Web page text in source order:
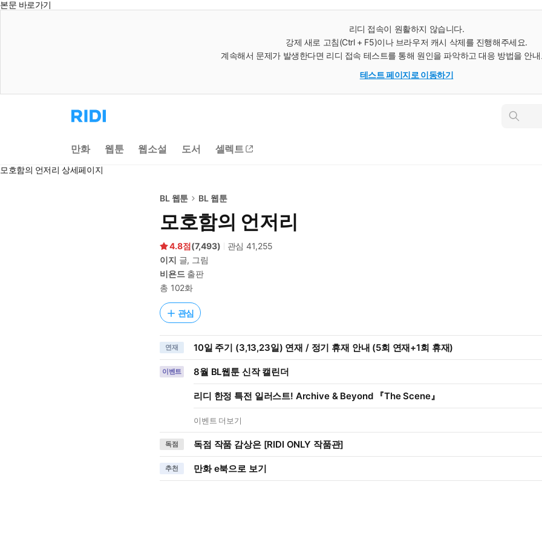
본문 바로가기
리디 접속이 원활하지 않습니다.
강제 새로 고침(Ctrl + F5)이나 브라우저 캐시 삭제를 진행해주세요.
계속해서 문제가 발생한다면 리디 접속 테스트를 통해 원인을 파악하고 대응 방법을 안
테스트 페이지로 이동하기
리
디
으
로
동
인
만화 웹툰 웹소설 도서 셀렉트
모호함의 언저리 상세페이지
BL 웹툰 BL 웹툰
모호함의 언저리
4.8 (7,493) 관심41,255
이지 글, 그림
비욘드 출판
총 102화
관심
연재 10일 주기 (3,13,23일) 연재 / 정기 휴재 안내 (5회 연재+1회 휴재)
이벤트 8월 BL웹툰 신작 캘린더
리디 한정 특전 일러스트! Archive & Beyond 『The Scene』
이벤트 더보기
독점 독점 작품 감상은 [RIDI ONLY 작품관]
추천 만화 e북으로 보기